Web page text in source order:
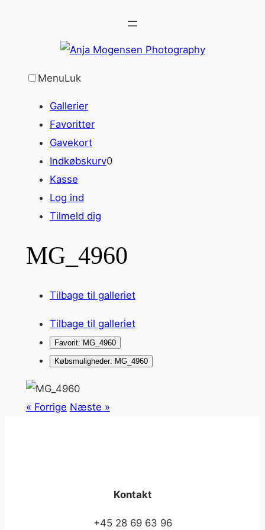
MenuLuk
Gallerier
Favoritter
Gavekort
Indkøbskurv0
Kasse
Log ind
Tilmeld dig
MG_4960
Tilbage til galleriet
Tilbage til galleriet
Favorit: MG_4960
Købsmuligheder: MG_4960
« Forrige Næste »
Kontakt
+45 28 69 63 96